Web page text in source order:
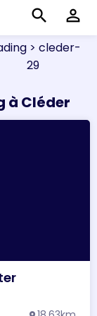
search perm_identity
> cleder-
29
à Cléder